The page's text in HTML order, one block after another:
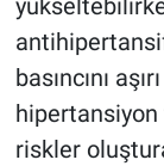
basıncını
riskler